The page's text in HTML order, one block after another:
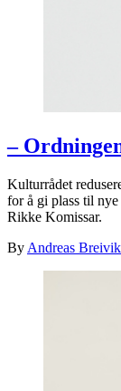
–
Kulturrådet
for å gi plass til
Rikke Komissar.
By Andreas Breivik